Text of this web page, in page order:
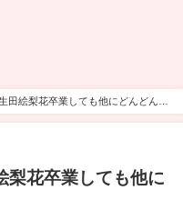
田絵梨花卒業しても他にどんどん生
梨花卒業しても他に